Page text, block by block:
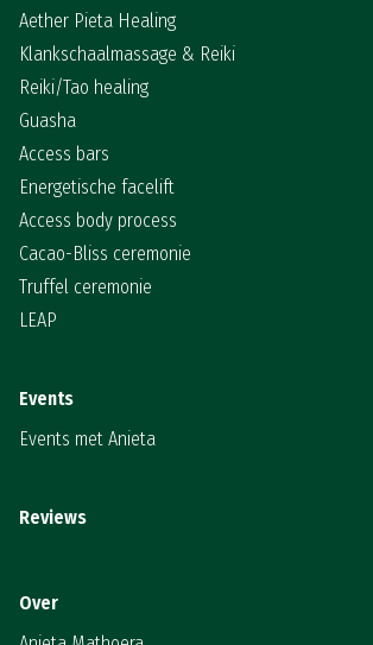
Aether Pieta Healing
Klankschaalmassage & Reiki
Reiki/Tao healing
Guasha
Access bars
Energetische facelift
Access body process
Cacao-Bliss ceremonie
Truffel ceremonie
LEAP
Events
Events met Anieta
Reviews
Over